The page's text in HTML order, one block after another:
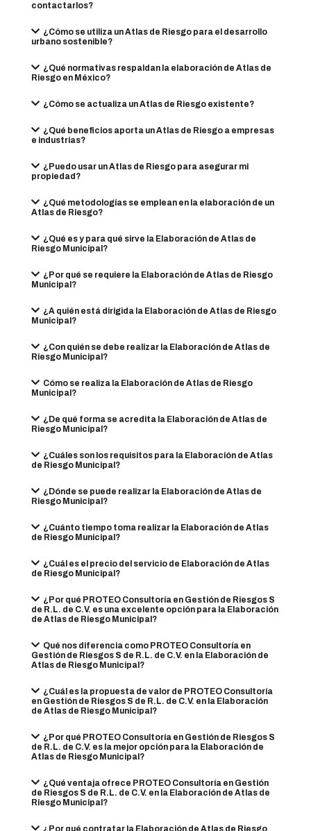
contactarlos?
¿Cómo se utiliza un Atlas de Riesgo para el desarrollo
urbano sostenible?
¿Qué normativas respaldan la elaboración de Atlas de
Riesgo en México?
¿Cómo se actualiza un Atlas de Riesgo existente?
¿Qué beneficios aporta un Atlas de Riesgo a empresas
e industrias?
¿Puedo usar un Atlas de Riesgo para asegurar mi
propiedad?
¿Qué metodologías se emplean en la elaboración de un
Atlas de Riesgo?
¿Qué es y para qué sirve la Elaboración de Atlas de
Riesgo Municipal?
¿Por qué se requiere la Elaboración de Atlas de Riesgo
Municipal?
¿A quién está dirigida la Elaboración de Atlas de Riesgo
Municipal?
¿Con quién se debe realizar la Elaboración de Atlas de
Riesgo Municipal?
Cómo se realiza la Elaboración de Atlas de Riesgo
Municipal?
¿De qué forma se acredita la Elaboración de Atlas de
Riesgo Municipal?
¿Cuáles son los requisitos para la Elaboración de Atlas
de Riesgo Municipal?
¿Dónde se puede realizar la Elaboración de Atlas de
Riesgo Municipal?
¿Cuánto tiempo toma realizar la Elaboración de Atlas
de Riesgo Municipal?
¿Cuál es el precio del servicio de Elaboración de Atlas
de Riesgo Municipal?
¿Por qué PROTEO Consultoría en Gestión de Riesgos S
de R.L. de C.V. es una excelente opción para la Elaboración
de Atlas de Riesgo Municipal?
Qué nos diferencia como PROTEO Consultoría en
Gestión de Riesgos S de R.L. de C.V. en la Elaboración de
Atlas de Riesgo Municipal?
¿Cuál es la propuesta de valor de PROTEO Consultoría
en Gestión de Riesgos S de R.L. de C.V. en la Elaboración
de Atlas de Riesgo Municipal?
¿Por qué PROTEO Consultoría en Gestión de Riesgos S
de R.L. de C.V. es la mejor opción para la Elaboración de
Atlas de Riesgo Municipal?
¿Qué ventaja ofrece PROTEO Consultoría en Gestión
de Riesgos S de R.L. de C.V. en la Elaboración de Atlas de
Riesgo Municipal?
¿Por qué contratar la Elaboración de Atlas de Riesgo